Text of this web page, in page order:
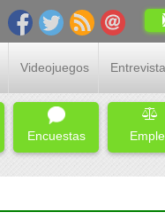
Videojuegos
Encuestas